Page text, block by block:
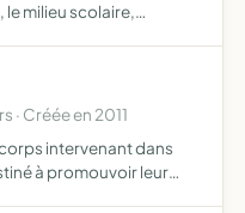
milieu scolaire,
· Créée en 2011
intervenant dans
à promouvoir leur